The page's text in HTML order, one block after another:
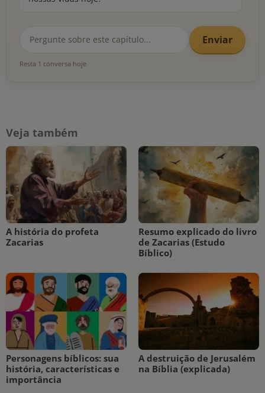
Enviar
Resta 1 conversa hoje
Veja também
A história do profeta
Zacarias
Resumo explicado do livro
de Zacarias (Estudo
Bíblico)
Personagens bíblicos: sua
história, características e
importância
A destruição de Jerusalém
na Bíblia (explicada)